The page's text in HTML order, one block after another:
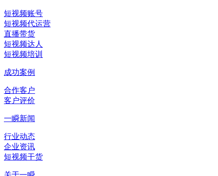
短视频账号
短视频代运营
直播带货
短视频达人
短视频培训
成功案例
合作客户
客户评价
一瞬新闻
行业动态
企业资讯
短视频干货